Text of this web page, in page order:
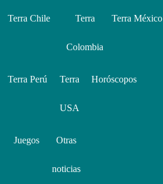
Terra Chile Terra
Colombia
Terra México
Terra Perú Terra
USA
Horóscopos
Juegos Otras
noticias